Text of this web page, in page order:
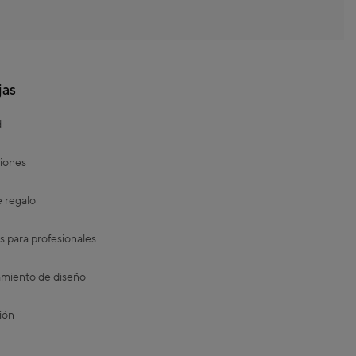
regalo
para profesionales
de diseño